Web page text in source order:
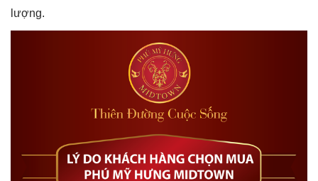
lượng.